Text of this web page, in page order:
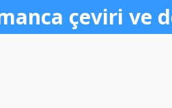
çeviri ve